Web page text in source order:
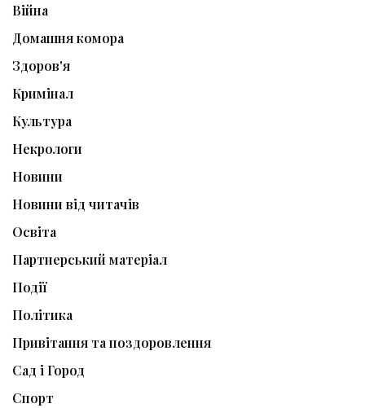
Війна
Домашня комора
Здоров'я
Кримінал
Культура
Некрологи
Новини
Новини від читачів
Освіта
Партнерський матеріал
Події
Політика
Привітання та поздоровлення
Сад і Город
Спорт